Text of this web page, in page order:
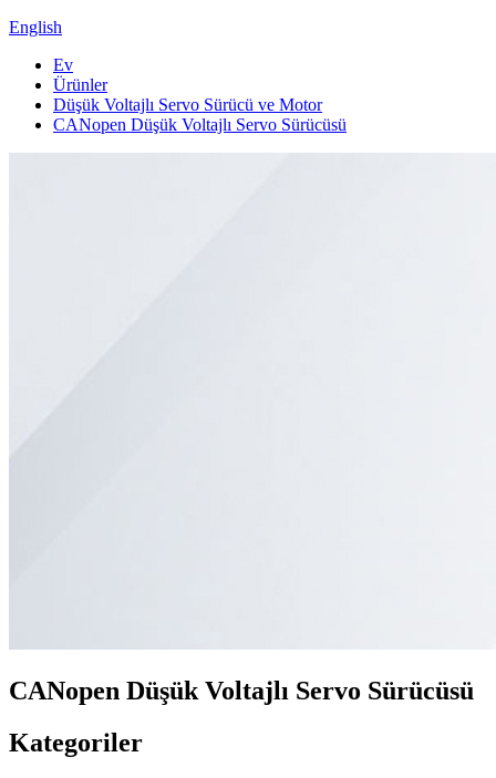
English
Ev
Ürünler
Düşük Voltajlı Servo Sürücü ve Motor
CANopen Düşük Voltajlı Servo Sürücüsü
CANopen Düşük Voltajlı Servo Sürücüsü
Kategoriler